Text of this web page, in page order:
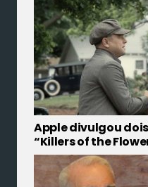
Apple divulgou
“Killers of the